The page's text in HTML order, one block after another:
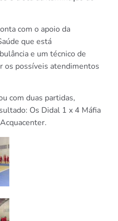
com o apoio da
que está
e um técnico de
os possíveis atendimentos
com duas partidas,
Os Didal 1 x 4 Máfia